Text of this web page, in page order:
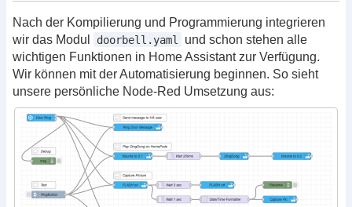
Nach der Kompilierung und Programmierung integrieren
wir das Modul
doorbell.yaml
und schon stehen alle
wichtigen Funktionen in Home Assistant zur Verfügung.
Wir können mit der Automatisierung beginnen. So sieht
unsere persönliche Node-Red Umsetzung aus: